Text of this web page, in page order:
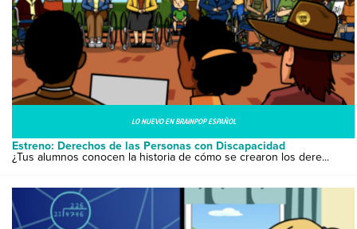
LO NUEVO EN BRAINPOP ESPAÑOL
Estreno: Derechos de las Personas con Discapacidad
¿Tus alumnos conocen la historia de cómo se crearon los dere...